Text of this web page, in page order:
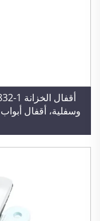
وسفلية، أقفال